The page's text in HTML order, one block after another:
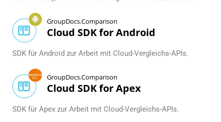
GroupDocs.Comparison
Cloud SDK for Android
SDK für Android zur Arbeit mit Cloud-Vergleichs-APIs.
GroupDocs.Comparison
Cloud SDK for Apex
SDK für Apex zur Arbeit mit Cloud-Vergleichs-APIs.